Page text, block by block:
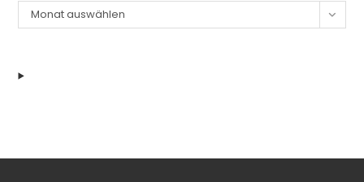
Archiv
Monat auswählen